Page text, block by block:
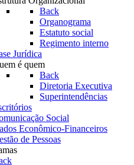
Back
Organograma
Estatuto social
Regimento interno
Jurídica
é quem
Back
Diretoria Executiva
Superintendências
Social
Econômico-Financeiros
de Pessoas